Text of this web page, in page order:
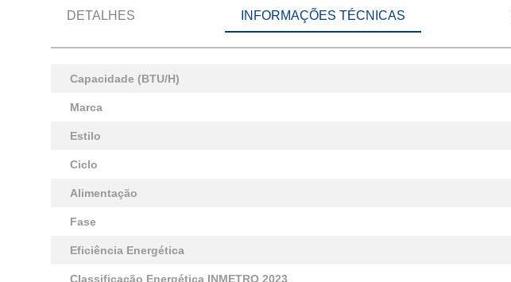
DETALHES INFORMAÇÕES TÉCNICAS
Capacidade (BTU/H)
Marca
Estilo
Ciclo
Alimentação
Fase
Eficiência Energética
Classificação Energética INMETRO 2023